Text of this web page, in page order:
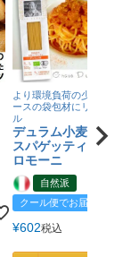
より環境負荷の少ない紙
ースの袋包材にリニュー
ル
デュラム小麦 有
スパゲッティ／ジ
ロモーニ
自然派
クール便でお届け
¥602税込